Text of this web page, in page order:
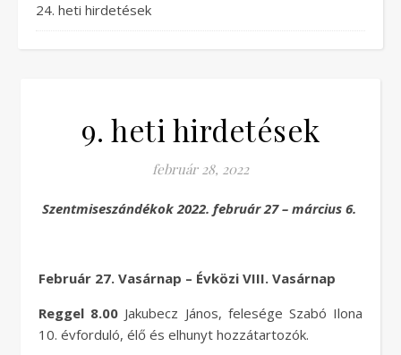
24. heti hirdetések
9. heti hirdetések
február 28, 2022
Szentmiseszándékok 2022. február 27 – március 6.
Február 27. Vasárnap – Évközi VIII. Vasárnap
Reggel 8.00 Jakubecz János, felesége Szabó Ilona
10. évforduló, élő és elhunyt hozzátartozók.